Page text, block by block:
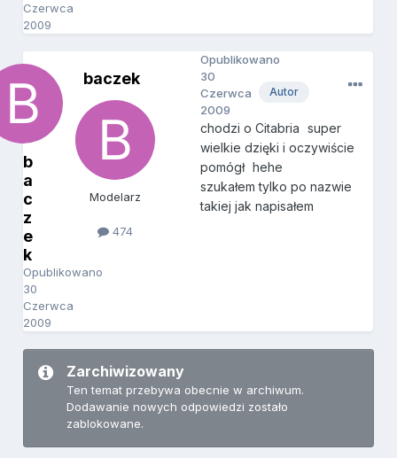
Czerwca
2009
b
a
c
z
e
k
Opublikowano
30
Czerwca
2009
baczek
Modelarz
474
Autor
Opublikowano
30
Czerwca
2009
chodzi o Citabria super
wielkie dzięki i oczywiście
pomógł hehe
szukałem tylko po nazwie
takiej jak napisałem
Zarchiwizowany
Ten temat przebywa obecnie w archiwum.
Dodawanie nowych odpowiedzi zostało
zablokowane.